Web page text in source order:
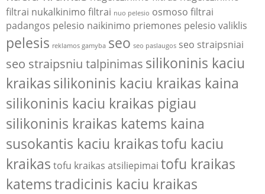
filtrai nukalkinimo filtrai nuo pelesio osmoso filtrai
padangos pelesio naikinimo priemones pelesio valiklis
pelesis reklamos gamyba seo seo paslaugos seo straipsniai
seo straipsniu talpinimas silikoninis kaciu
kraikassilikoninis kaciu kraikas kaina
silikoninis kaciu kraikas pigiau
silikoninis kraikas katems kaina
susokantis kaciu kraikastofu kaciu
kraikas tofu kraikas atsiliepimai tofu kraikas
katemstradicinis kaciu kraikas